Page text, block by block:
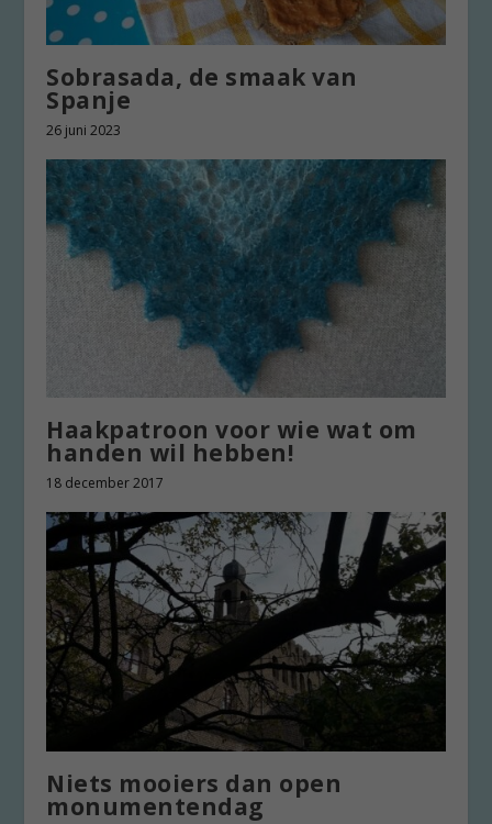
Sobrasada, de smaak van
Spanje
26 juni 2023
Haakpatroon voor wie wat om
handen wil hebben!
18 december 2017
Niets mooiers dan open
monumentendag